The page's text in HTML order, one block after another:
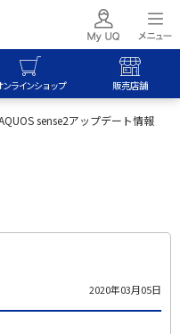
ンラインショップ 販売店舗
sense2アップデート情報
2020年03月05日